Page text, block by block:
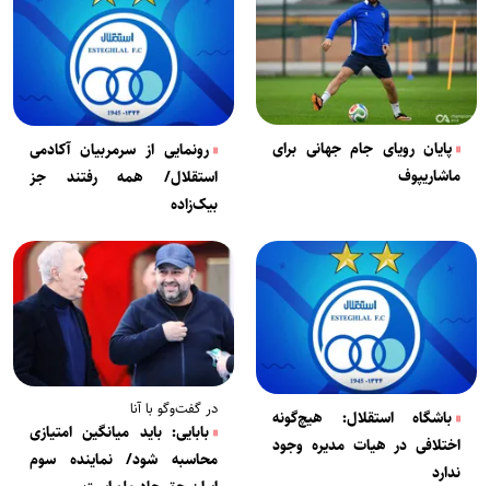
پایان رویای جام جهانی برای
ماشاریپوف
رونمایی از سرمربیان آکادمی
استقلال/ همه رفتند جز
بیک‌زاده
باشگاه استقلال: هیچ‌گونه
اختلافی در هیات مدیره وجود
ندارد
در گفت‌وگو با آنا
بابایی: باید میانگین امتیازی
محاسبه شود/ نماینده سوم